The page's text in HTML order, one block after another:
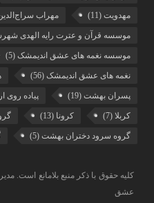
مهدویت (11) مهراب
موسسه قرآن و عترت رایه الهدی
موسسه نغمه های عشق اندیمشک (5)
نغمه های عشق اندیمشک (56)
پسران بهشت (19) پیاده روی
کربلا (7) کرونا (13)
گروه سرود دختران بهشت (5)
کلیه حقوق با ذکر منبع بلامانع است.
عشق